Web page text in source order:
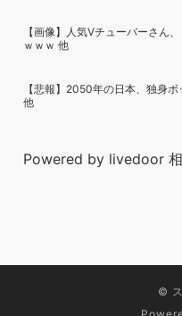
【画像】人気Vチューバーさん
ｗｗｗ 他
【悲報】2050年の日本、独身
他
Powered by livedoor
©